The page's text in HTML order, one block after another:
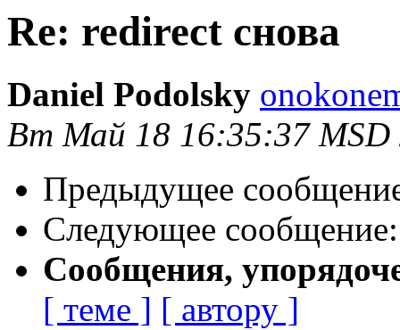
Re: redirect снова
Daniel Podolsky
Вт Май 18 16:35:37 MSD
Предыдущее
Следующее
Сообщения,
[ теме ] [ автору ]